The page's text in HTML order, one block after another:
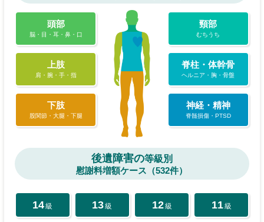
頭部
脳・目・耳・鼻・口
頸部
むちうち
上肢
肩・腕・手・指
脊柱・体幹骨
ヘルニア・胸・骨盤
下肢
股関節・大腿・下腿
神経・精神
脊髄損傷・PTSD
後遺障害の等級別
慰謝料増額ケース（532件）
14級 13級 12級 11級